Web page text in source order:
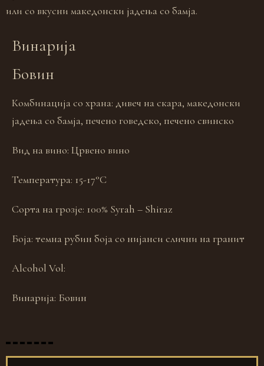
или со вкусни македонски јадења со бамја.
Винарија
Бовин
Комбинација со храна: дивеч на скара, македонски
јадења со бамја, печено говедско, печено свинско
Вид на вино: Црвено вино
Температура: 15-17°C
Сорта на грозје: 100% Syrah – Shiraz
Боја: темна рубин боја со нијанси слични на гранит
Alcohol Vol:
Винарија: Бовин